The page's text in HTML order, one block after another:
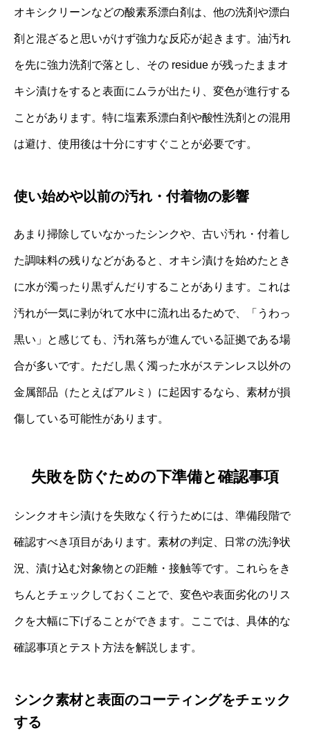
オキシクリーンなどの酸素系漂白剤は、他の洗剤や漂白
剤と混ざると思いがけず強力な反応が起きます。油汚れ
を先に強力洗剤で落とし、その residue が残ったままオ
キシ漬けをすると表面にムラが出たり、変色が進行する
ことがあります。特に塩素系漂白剤や酸性洗剤との混用
は避け、使用後は十分にすすぐことが必要です。
使い始めや以前の汚れ・付着物の影響
あまり掃除していなかったシンクや、古い汚れ・付着し
た調味料の残りなどがあると、オキシ漬けを始めたとき
に水が濁ったり黒ずんだりすることがあります。これは
汚れが一気に剥がれて水中に流れ出るためで、「うわっ
黒い」と感じても、汚れ落ちが進んでいる証拠である場
合が多いです。ただし黒く濁った水がステンレス以外の
金属部品（たとえばアルミ）に起因するなら、素材が損
傷している可能性があります。
失敗を防ぐための下準備と確認事項
シンクオキシ漬けを失敗なく行うためには、準備段階で
確認すべき項目があります。素材の判定、日常の洗浄状
況、漬け込む対象物との距離・接触等です。これらをき
ちんとチェックしておくことで、変色や表面劣化のリス
クを大幅に下げることができます。ここでは、具体的な
確認事項とテスト方法を解説します。
シンク素材と表面のコーティングをチェック
する